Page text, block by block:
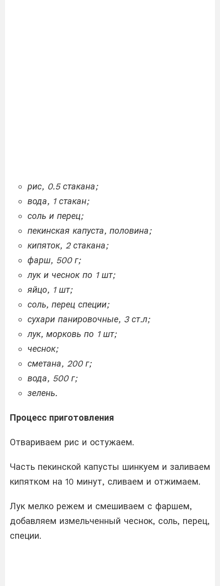
рис, 0.5 стакана;
вода, 1 стакан;
соль и перец;
пекинская капуста, половина;
кипяток, 2 стакана;
фарш, 500 г;
лук и чеснок по 1 шт;
яйцо, 1 шт;
соль, перец специи;
сухари панировочные, 3 ст.л;
лук, морковь по 1 шт;
чеснок;
сметана, 200 г;
вода, 500 г;
зелень.
Процесс приготовления
Отвариваем рис и остужаем.
Часть пекинской капусты шинкуем и заливаем
кипятком на 10 минут, сливаем и отжимаем.
Лук мелко режем и смешиваем с фаршем,
добавляем измельченный чеснок, соль, перец,
специи.